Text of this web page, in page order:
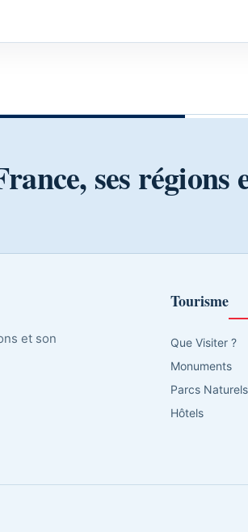
ses régions
et son
Tourisme
Que Visiter ?
Monuments
Parcs Naturels
Hôtels